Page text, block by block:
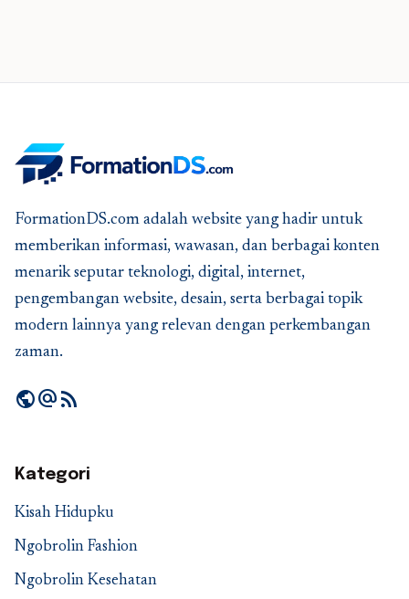
FormationDS.com adalah website yang hadir untuk
memberikan informasi, wawasan, dan berbagai konten
menarik seputar teknologi, digital, internet,
pengembangan website, desain, serta berbagai topik
modern lainnya yang relevan dengan perkembangan
zaman.
publicalternate_emailrss_feed
Kategori
Kisah Hidupku
Ngobrolin Fashion
Ngobrolin Kesehatan